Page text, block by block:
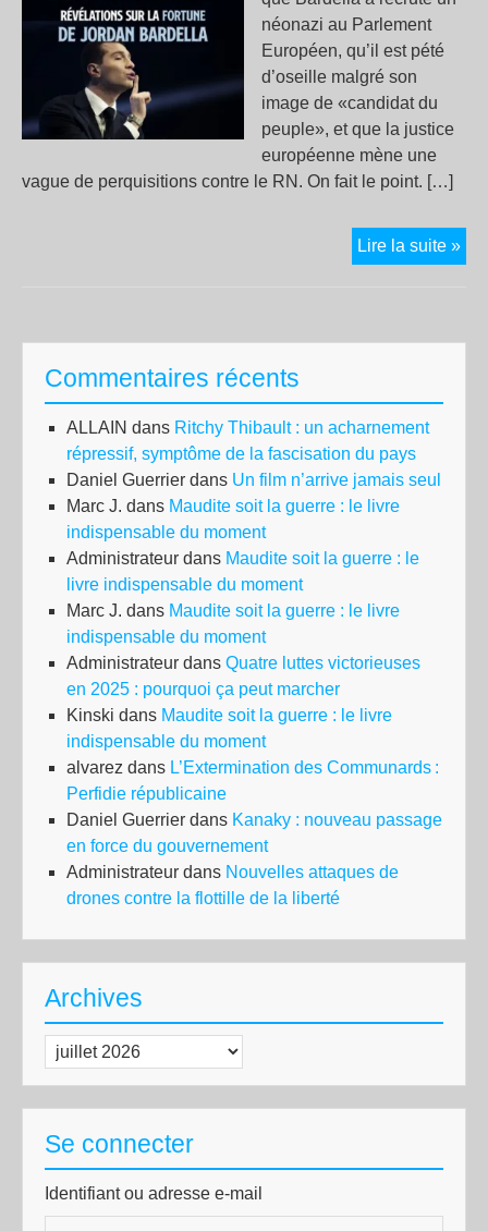
néonazi au Parlement
Européen, qu’il est pété
d’oseille malgré son
image de «candidat du
peuple», et que la justice
européenne mène une
vague de perquisitions contre le RN. On fait le point. […]
Lire la suite »
:
Commentaires récents
ALLAIN dans Ritchy Thibault : un acharnement
répressif, symptôme de la fascisation du pays
Daniel Guerrier dans Un film n’arrive jamais seul
Marc J. dans Maudite soit la guerre : le livre
indispensable du moment
Administrateur dans Maudite soit la guerre : le
livre indispensable du moment
Marc J. dans Maudite soit la guerre : le livre
indispensable du moment
Administrateur dans Quatre luttes victorieuses
en 2025 : pourquoi ça peut marcher
Kinski dans Maudite soit la guerre : le livre
indispensable du moment
alvarez dans L’Extermination des Communards :
Perfidie républicaine
Daniel Guerrier dans Kanaky : nouveau passage
en force du gouvernement
Administrateur dans Nouvelles attaques de
drones contre la flottille de la liberté
Archives
Archives
Se connecter
Identifiant ou adresse e-mail